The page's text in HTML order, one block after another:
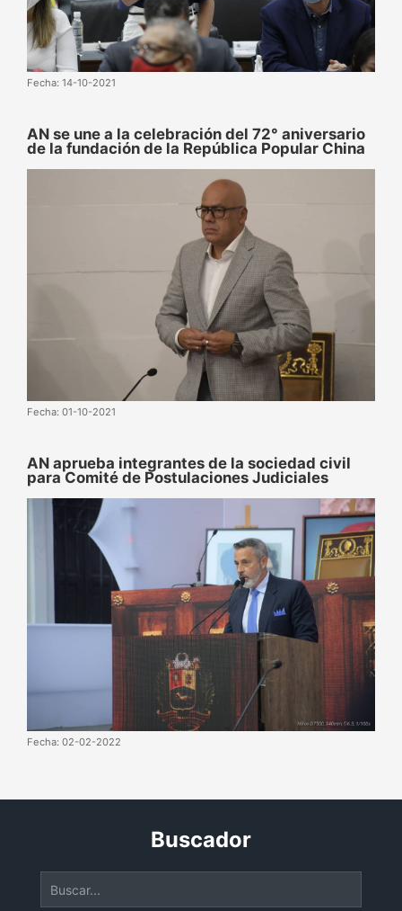
Fecha: 14-10-2021
AN se une a la celebración del 72° aniversario
de la fundación de la República Popular China
Fecha: 01-10-2021
AN aprueba integrantes de la sociedad civil
para Comité de Postulaciones Judiciales
Fecha: 02-02-2022
Buscador